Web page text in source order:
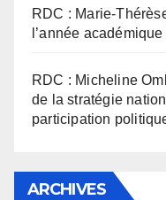
RDC : Marie-
l’année
RDC : Micheline
de la stratégie
participation
ARCHIVES